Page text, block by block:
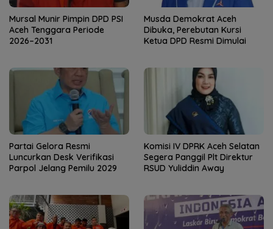
Mursal Munir Pimpin DPD PSI
Aceh Tenggara Periode
2026–2031
Musda Demokrat Aceh
Dibuka, Perebutan Kursi
Ketua DPD Resmi Dimulai
Partai Gelora Resmi
Luncurkan Desk Verifikasi
Parpol Jelang Pemilu 2029
Komisi IV DPRK Aceh Selatan
Segera Panggil Plt Direktur
RSUD Yuliddin Away